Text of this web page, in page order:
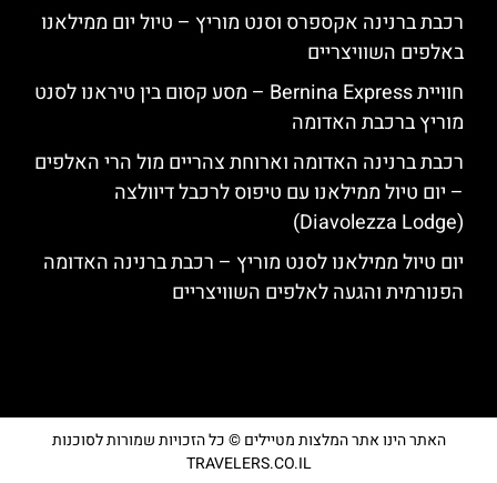
רכבת ברנינה אקספרס וסנט מוריץ – טיול יום ממילאנו
באלפים השוויצריים
חוויית Bernina Express – מסע קסום בין טיראנו לסנט
מוריץ ברכבת האדומה
רכבת ברנינה האדומה וארוחת צהריים מול הרי האלפים
– יום טיול ממילאנו עם טיפוס לרכבל דיוולצה
(Diavolezza Lodge)
יום טיול ממילאנו לסנט מוריץ – רכבת ברנינה האדומה
הפנורמית והגעה לאלפים השוויצריים
האתר הינו אתר המלצות מטיילים © כל הזכויות שמורות לסוכנות
TRAVELERS.CO.IL